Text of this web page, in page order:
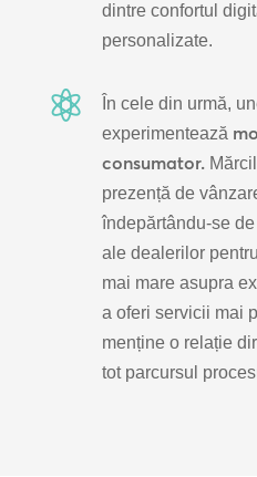
dintre confortul
personalizate.

În cele din urmă,
experimentează
consumator.
prezență de
îndepărtându-se
ale dealerilor
mai mare asupra
a oferi servicii mai
menține o relație
tot parcursul